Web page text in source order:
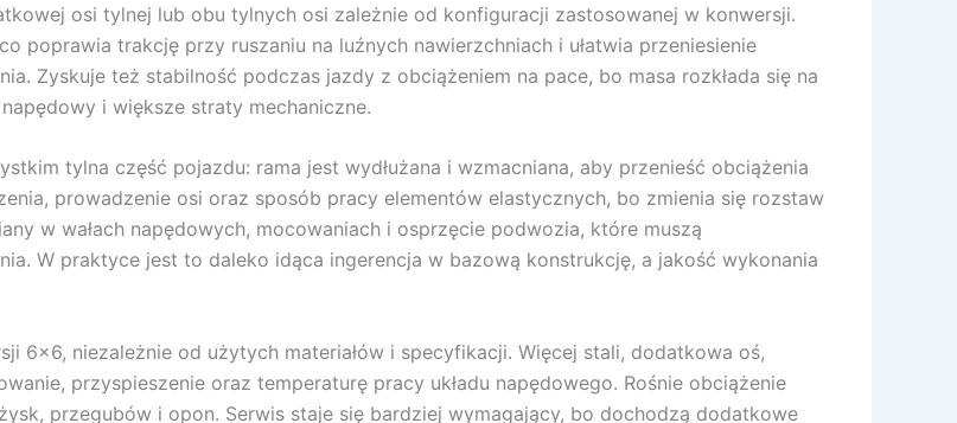
osi tylnej lub obu tylnych osi zależnie od konfiguracji zastosowanej w konwersji.
poprawia trakcję przy ruszaniu na luźnych nawierzchniach i ułatwia przeniesienie
Zyskuje też stabilność podczas jazdy z obciążeniem na pace, bo masa rozkłada się na
i większe straty mechaniczne.
tylna część pojazdu: rama jest wydłużana i wzmacniana, aby przenieść obciążenia
prowadzenie osi oraz sposób pracy elementów elastycznych, bo zmienia się rozstaw
w wałach napędowych, mocowaniach i osprzęcie podwozia, które muszą
W praktyce jest to daleko idąca ingerencja w bazową konstrukcję, a jakość wykonania
6×6, niezależnie od użytych materiałów i specyfikacji. Więcej stali, dodatkowa oś,
przyspieszenie oraz temperaturę pracy układu napędowego. Rośnie obciążenie
przegubów i opon. Serwis staje się bardziej wymagający, bo dochodzą dodatkowe